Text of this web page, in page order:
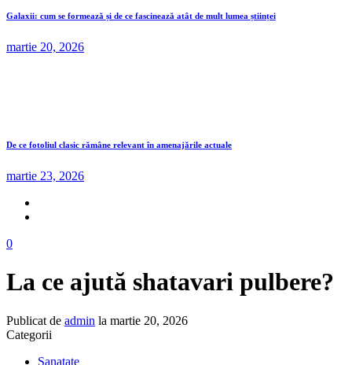
Galaxii: cum se formează și de ce fascinează atât de mult lumea științei
martie 20, 2026
De ce fotoliul clasic rămâne relevant în amenajările actuale
martie 23, 2026
0
La ce ajută shatavari pulbere?
Publicat de admin la martie 20, 2026
Categorii
Sanatate